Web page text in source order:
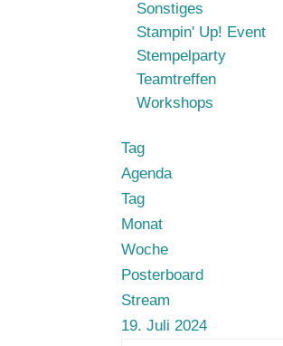
Sonstiges
Stampin' Up! Event
Stempelparty
Teamtreffen
Workshops
Tag
Agenda
Tag
Monat
Woche
Posterboard
Stream
19. Juli 2024